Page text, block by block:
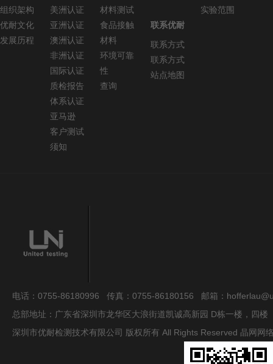
组织架构
优耐文化
发展历程
美洲认证
亚洲认证
澳洲认证
非洲认证
国际认证
质检报告
体系认证
亚马逊
客户测试
须知
材料测试
食品接触
材料
环境可靠
性
查询
实验范围
联系优耐
联系方式
联系方式
站点地图
电话：0755-86180996 传真：0755-86180156 邮箱：
总部地址：广东省深圳市龙华区大浪街道凯诚高新园 D栋一楼，四楼
深圳市优耐检测技术有限公司 版权所有 All Rights Reserved 晶网网